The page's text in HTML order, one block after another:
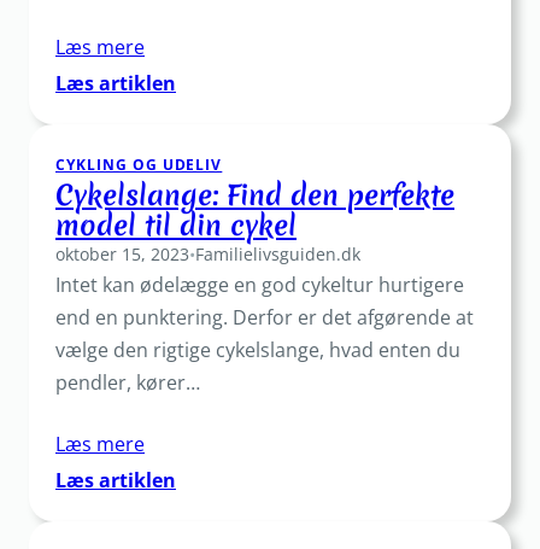
Læs mere
Læs artiklen
løfter
din
kørsel
CYKLING OG UDELIV
Cykelslange: Find den perfekte
model til din cykel
oktober 15, 2023•Familielivsguiden.dk
Intet kan ødelægge en god cykeltur hurtigere
end en punktering. Derfor er det afgørende at
vælge den rigtige cykelslange, hvad enten du
pendler, kører…
Læs mere
Læs artiklen